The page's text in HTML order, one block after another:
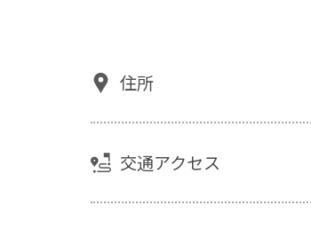
住所
交通アクセス